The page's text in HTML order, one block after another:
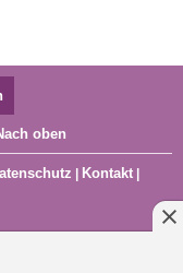
oben
Kontakt|